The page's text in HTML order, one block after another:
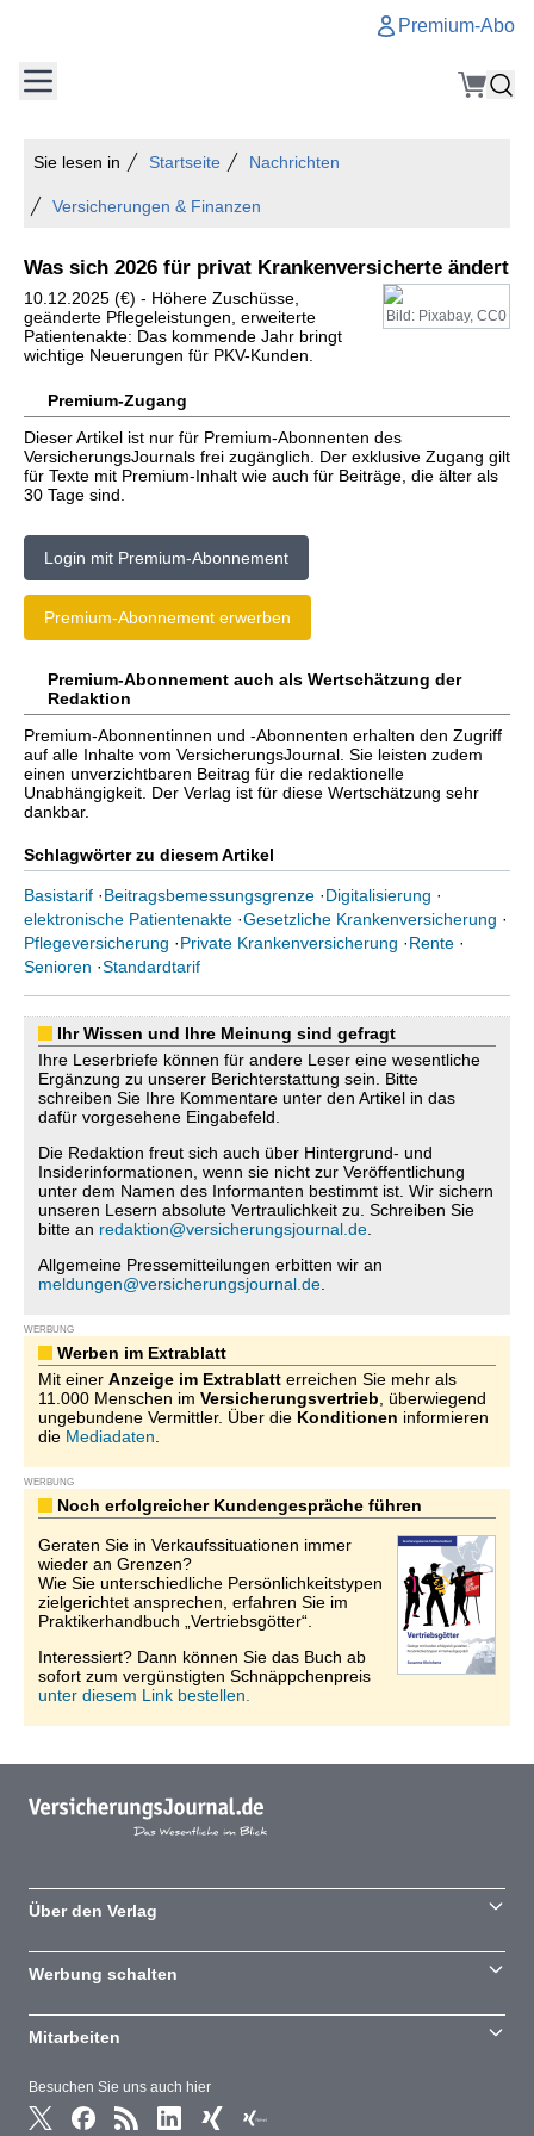
Premium-Abo
Sie lesen in Startseite Nachrichten
Versicherungen & Finanzen
Was sich 2026 für privat Krankenversicherte ändert
Bild: Pixabay, CC0
10.12.2025 (€) - Höhere Zuschüsse,
geänderte Pflegeleistungen, erweiterte
Patientenakte: Das kommende Jahr bringt
wichtige Neuerungen für PKV-Kunden.
Premium-Zugang
Dieser Artikel ist nur für Premium-Abonnenten des
VersicherungsJournals frei zugänglich. Der exklusive Zugang gilt
für Texte mit Premium-Inhalt wie auch für Beiträge, die älter als
30 Tage sind.
Login mit Premium-Abonnement
Premium-Abonnement erwerben
Premium-Abonnement auch als Wertschätzung der
Redaktion
Premium-Abonnentinnen und -Abonnenten erhalten den Zugriff
auf alle Inhalte vom VersicherungsJournal. Sie leisten zudem
einen unverzichtbaren Beitrag für die redaktionelle
Unabhängigkeit. Der Verlag ist für diese Wertschätzung sehr
dankbar.
Schlagwörter zu diesem Artikel
Basistarif ·Beitragsbemessungsgrenze ·Digitalisierung ·
elektronische Patientenakte ·Gesetzliche Krankenversicherung ·
Pflegeversicherung ·Private Krankenversicherung ·Rente ·
Senioren ·Standardtarif
Ihr Wissen und Ihre Meinung sind gefragt
Ihre Leserbriefe können für andere Leser eine wesentliche
Ergänzung zu unserer Berichterstattung sein. Bitte
schreiben Sie Ihre Kommentare unter den Artikel in das
dafür vorgesehene Eingabefeld.
Die Redaktion freut sich auch über Hintergrund- und
Insiderinformationen, wenn sie nicht zur Veröffentlichung
unter dem Namen des Informanten bestimmt ist. Wir sichern
unseren Lesern absolute Vertraulichkeit zu. Schreiben Sie
bitte an redaktion@versicherungsjournal.de
Allgemeine Pressemitteilungen erbitten wir an
meldungen@versicherungsjournal.de
WERBUNG
Werben im Extrablatt
Mit einer Anzeige im Extrablatt erreichen Sie mehr als
11.000 Menschen im Versicherungsvertrieb , überwiegend
ungebundene Vermittler. Über die Konditionen informieren
die Mediadaten
WERBUNG
Noch erfolgreicher Kundengespräche führen
Geraten Sie in Verkaufssituationen immer
wieder an Grenzen?
Wie Sie unterschiedliche Persönlichkeitstypen
zielgerichtet ansprechen, erfahren Sie im
Praktikerhandbuch „Vertriebsgötter“.
Interessiert? Dann können Sie das Buch ab
sofort zum vergünstigten Schnäppchenpreis
unter diesem Link bestellen.
Besuchen Sie uns auch hier
Über den Verlag
Werbung schalten
Mitarbeiten